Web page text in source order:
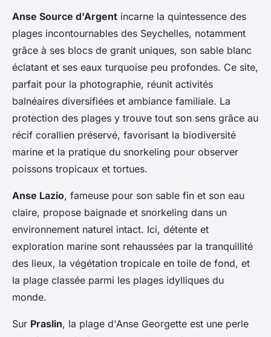
Anse Source d'Argent incarne la quintessence des
plages incontournables des Seychelles, notamment
grâce à ses blocs de granit uniques, son sable blanc
éclatant et ses eaux turquoise peu profondes. Ce site,
parfait pour la photographie, réunit activités
balnéaires diversifiées et ambiance familiale. La
protection des plages y trouve tout son sens grâce au
récif corallien préservé, favorisant la biodiversité
marine et la pratique du snorkeling pour observer
poissons tropicaux et tortues.
Anse Lazio, fameuse pour son sable fin et son eau
claire, propose baignade et snorkeling dans un
environnement naturel intact. Ici, détente et
exploration marine sont rehaussées par la tranquillité
des lieux, la végétation tropicale en toile de fond, et
la plage classée parmi les plages idylliques du
monde.
Sur Praslin, la plage d'Anse Georgette est une perle